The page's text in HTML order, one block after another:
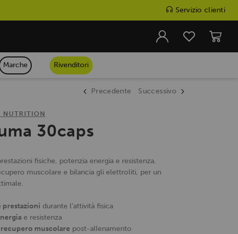
Servizio clienti
Marche Rivenditori
Precedente Successivo
NUTRITION
30caps
fisiche, potenzia energia e resistenza,
muscolare e bilancia gli elettroliti, per un
prestazioni durante l’attività fisica
e resistenza
muscolare post-allenamento